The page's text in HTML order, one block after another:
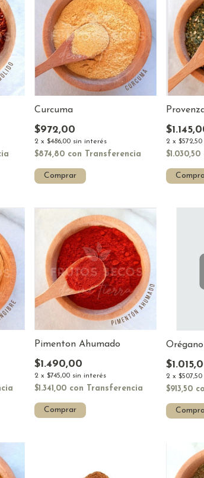
Curcuma
$972,00
2 x $486,00 sin interés
$874,80 con Transferencia
Comprar
2 x$572,50
$1.030,50
Pimenton Ahumado
$1.490,00
2 x $745,00 sin interés
$1.341,00 con Transferencia
Comprar
Orégano
2 x$507,50
$913,50